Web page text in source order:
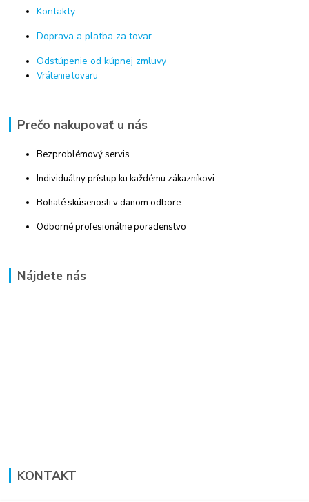
Kontakty
Doprava a platba za tovar
Odstúpenie od kúpnej zmluvy
Vrátenie tovaru
Prečo nakupovať u nás
Bezproblémový servis
Individuálny prístup ku každému zákazníkovi
Bohaté skúsenosti v danom odbore
Odborné profesionálne poradenstvo
Nájdete nás
KONTAKT